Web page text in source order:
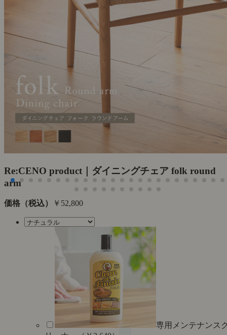
Re:CENO product｜ダイニングチェア folk round
arm
価格（税込） ￥52,800
専用メンテナンス